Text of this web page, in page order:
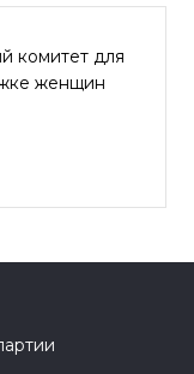
комитет для
женщин